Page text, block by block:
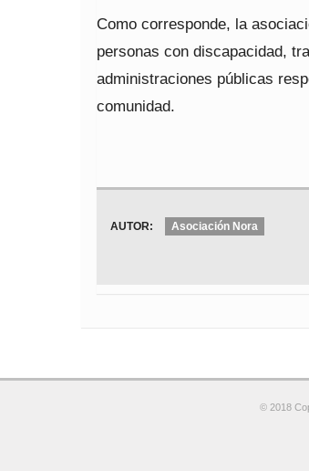
Como corresponde, la
personas con discapacidad,
administraciones públicas
comunidad.
AUTOR: Asociación Nora
© 2018